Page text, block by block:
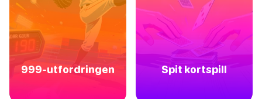
999-utfordringen Spit kortspill